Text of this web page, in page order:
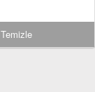
Temizle